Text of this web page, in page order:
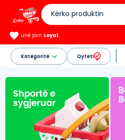
unë jam Loyal.
Kategoritë Qyteti